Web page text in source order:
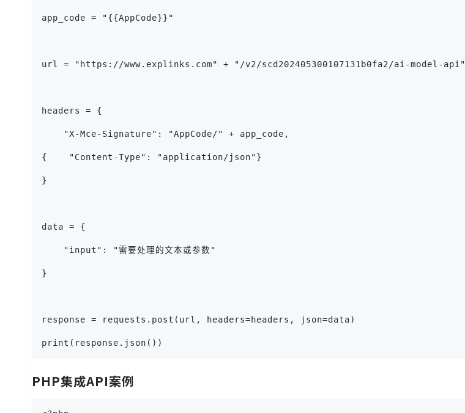
app_code = "{{AppCode}}"
url = "https://www.explinks.com" + "/v2/scd202405300107131b0fa2/ai-model-api"
headers = {
    "X-Mce-Signature": "AppCode/" + app_code,
{    "Content-Type": "application/json"}
}
data = {
    "input": "需要处理的文本或参数"
}
response = requests.post(url, headers=headers, json=data)
print(response.json())
PHP集成API案例